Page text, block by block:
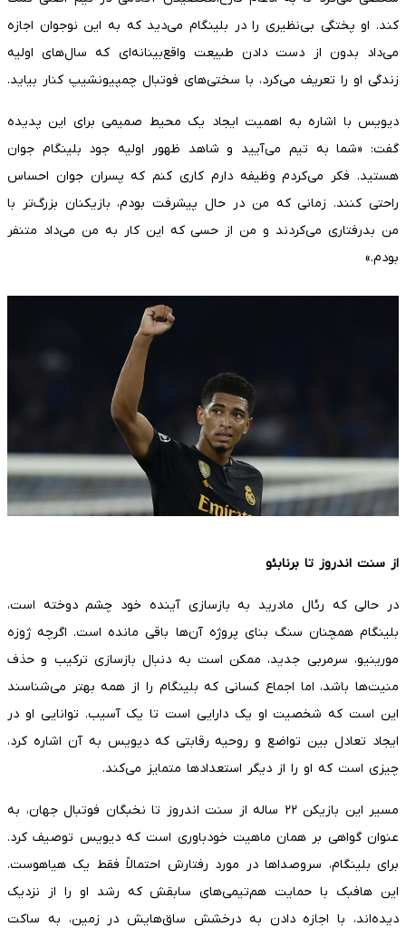
کند. او پختگی بی‌نظیری را در بلینگام می‌دید که به این نوجوان اجازه
می‌داد بدون از دست دادن طبیعت واقع‌بینانه‌ای که سال‌های اولیه
زندگی او را تعریف می‌کرد، با سختی‌های فوتبال چمپیونشیپ کنار بیاید.
دیویس با اشاره به اهمیت ایجاد یک محیط صمیمی برای این پدیده
گفت: «شما به تیم می‌آیید و شاهد ظهور اولیه جود بلینگام جوان
هستید. فکر می‌کردم وظیفه دارم کاری کنم که پسران جوان احساس
راحتی کنند. زمانی که من در حال پیشرفت بودم، بازیکنان بزرگ‌تر با
من بدرفتاری می‌کردند و من از حسی که این کار به من می‌داد متنفر
بودم.»
از سنت اندروز تا برنابئو
در حالی که رئال مادرید به بازسازی آینده خود چشم دوخته است،
بلینگام همچنان سنگ بنای پروژه آن‌ها باقی مانده است. اگرچه ژوزه
مورینیو، سرمربی جدید، ممکن است به دنبال بازسازی ترکیب و حذف
منیت‌ها باشد، اما اجماع کسانی که بلینگام را از همه بهتر می‌شناسند
این است که شخصیت او یک دارایی است تا یک آسیب. توانایی او در
ایجاد تعادل بین تواضع و روحیه رقابتی که دیویس به آن اشاره کرد،
چیزی است که او را از دیگر استعدادها متمایز می‌کند.
مسیر این بازیکن ۲۲ ساله از سنت اندروز تا نخبگان فوتبال جهان، به
عنوان گواهی بر همان ماهیت خودباوری است که دیویس توصیف کرد.
برای بلینگام، سروصداها در مورد رفتارش احتمالاً فقط یک هیاهوست.
این هافبک با حمایت هم‌تیمی‌های سابقش که رشد او را از نزدیک
دیده‌اند، با اجازه دادن به درخشش ساق‌هایش در زمین، به ساکت